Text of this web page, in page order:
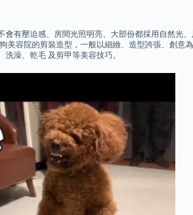
有壓迫感、房間光照明亮、大部份都採用自然光
容院的剪裝造型，一般以細緻、造型誇張、創意
澡、乾毛 及剪甲等美容技巧。